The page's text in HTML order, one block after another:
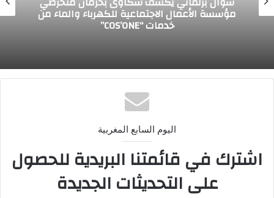
الحموداني يخلف مضيان في تشريعيات الحسيمة
اليوم السابع المغربية
اشترك في قائمتنا البريدية للحصول
على التحديثات الجديدة